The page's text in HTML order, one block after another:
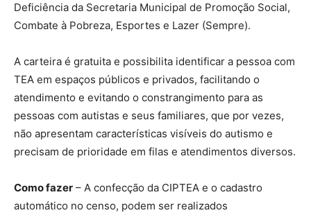
Deficiência da Secretaria Municipal de Promoção Social,
Combate à Pobreza, Esportes e Lazer (Sempre).
A carteira é gratuita e possibilita identificar a pessoa com
TEA em espaços públicos e privados, facilitando o
atendimento e evitando o constrangimento para as
pessoas com autistas e seus familiares, que por vezes,
não apresentam características visíveis do autismo e
precisam de prioridade em filas e atendimentos diversos.
Como fazer – A confecção da CIPTEA e o cadastro
automático no censo, podem ser realizados